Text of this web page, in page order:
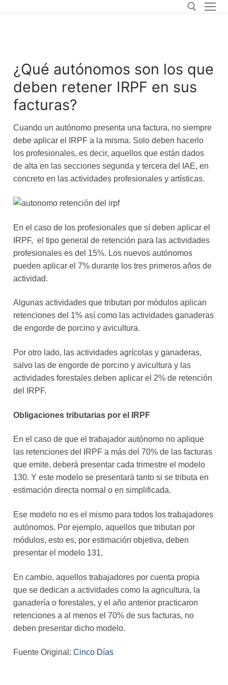
¿Qué autónomos son los que
deben retener IRPF en sus
facturas?
Cuando un autónomo presenta una factura, no siempre
debe aplicar el IRPF a la misma. Solo deben hacerlo
los profesionales, es decir, aquellos que están dados
de alta en las secciones segunda y tercera del IAE, en
concreto en las actividades profesionales y artísticas.
En el caso de los profesionales que sí deben aplicar el
IRPF, el tipo general de retención para las actividades
profesionales es del 15%. Los nuevos autónomos
pueden aplicar el 7% durante los tres primeros años de
actividad.
Algunas actividades que tributan por módulos aplican
retenciones del 1% así como las actividades ganaderas
de engorde de porcino y avicultura.
Por otro lado, las actividades agrícolas y ganaderas,
salvo las de engorde de porcino y avicultura y las
actividades forestales deben aplicar el 2% de retención
del IRPF.
Obligaciones tributarias por el IRPF
En el caso de que el trabajador autónomo no aplique
las retenciones del IRPF a más del 70% de las facturas
que emite, deberá presentar cada trimestre el modelo
130. Y este modelo se presentará tanto si se tributa en
estimación directa normal o en simplificada.
Ese modelo no es el mismo para todos los trabajadores
autónomos. Por ejemplo, aquellos que tributan por
módulos, esto es, por estimación objetiva, deben
presentar el modelo 131.
En cambio, aquellos trabajadores por cuenta propia
que se dedican a actividades como la agricultura, la
ganadería o forestales, y el año anterior practicaron
retenciones a al menos el 70% de sus facturas, no
deben presentar dicho modelo.
Fuente Original: Cinco Días